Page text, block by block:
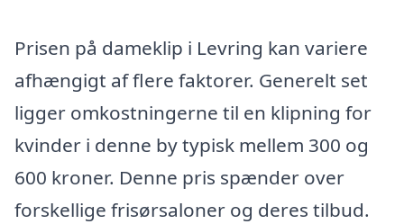
Prisen på dameklip i Levring kan variere
afhængigt af flere faktorer. Generelt set
ligger omkostningerne til en klipning for
kvinder i denne by typisk mellem 300 og
600 kroner. Denne pris spænder over
forskellige frisørsaloner og deres tilbud.